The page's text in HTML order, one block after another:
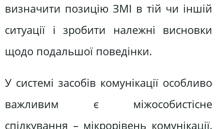
визначити позицію ЗМІ в тій чи іншій
ситуації і зробити належні висновки
щодо подальшої поведінки.
У системі засобів комунікації особливо
важливим є міжособистісне
спілкування – мікрорівень комунікації,